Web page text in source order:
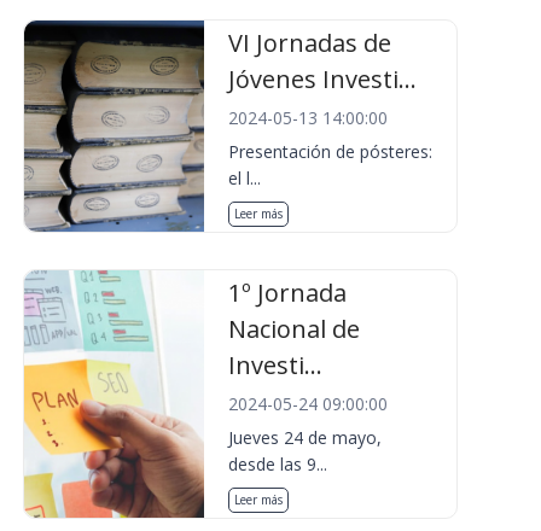
VI Jornadas de
Jóvenes Investi...
2024-05-13 14:00:00
Presentación de pósteres:
el l...
Leer más
1º Jornada
Nacional de
Investi...
2024-05-24 09:00:00
Jueves 24 de mayo,
desde las 9...
Leer más